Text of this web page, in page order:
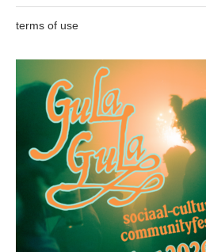
terms of use